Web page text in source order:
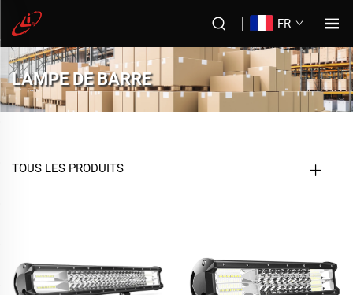
FR
LAMPE DE BARRE
TOUS LES PRODUITS